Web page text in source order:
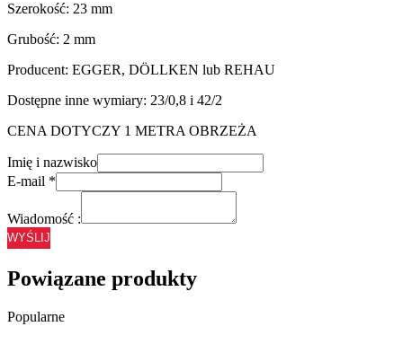
Szerokość: 23 mm
Grubość: 2 mm
Producent: EGGER, DÖLLKEN lub REHAU
Dostępne inne wymiary: 23/0,8 i 42/2
CENA DOTYCZY 1 METRA OBRZEŻA
Imię i nazwisko
E-mail *
Wiadomość :
WYŚLIJ
Powiązane produkty
Popularne